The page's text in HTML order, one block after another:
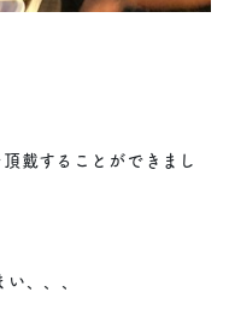
戴することができまし
、、、